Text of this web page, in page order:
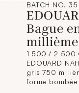
BATCH NO. 35
Bague
1 500 / 2 500
EDOUARD
gris 750
forme